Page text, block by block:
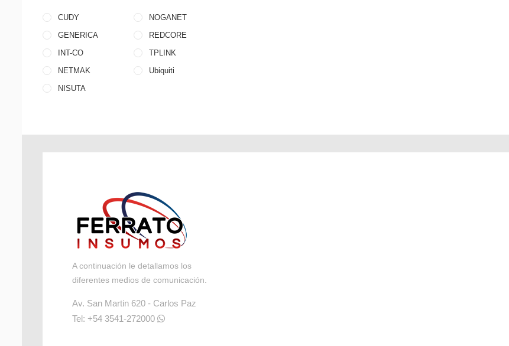
CUDY
GENERICA
INT-CO
NETMAK
NISUTA
NOGANET
REDCORE
TPLINK
Ubiquiti
A continuación le detallamos los
diferentes medios de comunicación.
Av. San Martin 620 - Carlos Paz
Tel: +54 3541-272000